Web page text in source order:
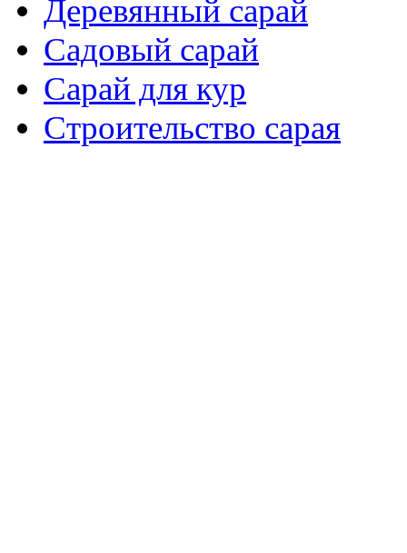
Деревянный сарай
Садовый сарай
Сарай для кур
Cтроительство сарая